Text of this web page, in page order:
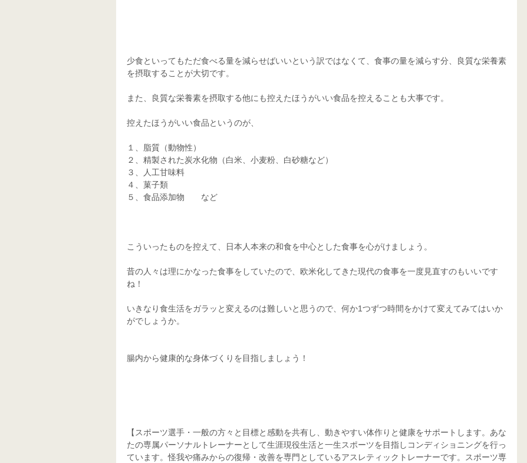
少食といってもただ食べる量を減らせばいいという訳ではなくて、食事の量を減らす分、良質な栄養素
を摂取することが大切です。
また、良質な栄養素を摂取する他にも控えたほうがいい食品を控えることも大事です。
控えたほうがいい食品というのが、
１、脂質（動物性）
２、精製された炭水化物（白米、小麦粉、白砂糖など）
３、人工甘味料
４、菓子類
５、食品添加物　　など
こういったものを控えて、日本人本来の和食を中心とした食事を心がけましょう。
昔の人々は理にかなった食事をしていたので、欧米化してきた現代の食事を一度見直すのもいいです
ね！
いきなり食生活をガラッと変えるのは難しいと思うので、何か1つずつ時間をかけて変えてみてはいか
がでしょうか。
腸内から健康的な身体づくりを目指しましょう！
【スポーツ選手・一般の方々と目標と感動を共有し、動きやすい体作りと健康をサポートします。あな
たの専属パーソナルトレーナーとして生涯現役生活と一生スポーツを目指しコンディショニングを行っ
ています。怪我や痛みからの復帰・改善を専門としているアスレティックトレーナーです。スポーツ専